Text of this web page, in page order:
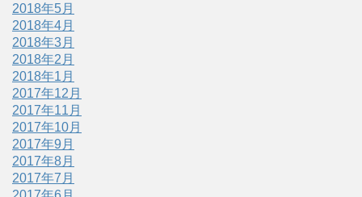
2018年5月
2018年4月
2018年3月
2018年2月
2018年1月
2017年12月
2017年11月
2017年10月
2017年9月
2017年8月
2017年7月